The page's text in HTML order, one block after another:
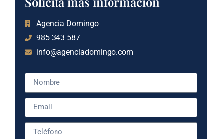
Agencia Domingo
985 343 587
info@agenciadomingo.com